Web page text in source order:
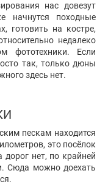
нас довезут
начнутся походные
готовить на костре,
недалеко
фототехники. Если
так, только дюны
здесь нет.
пескам находится
это посёлок
нет, по крайней
Сюда можно доехать